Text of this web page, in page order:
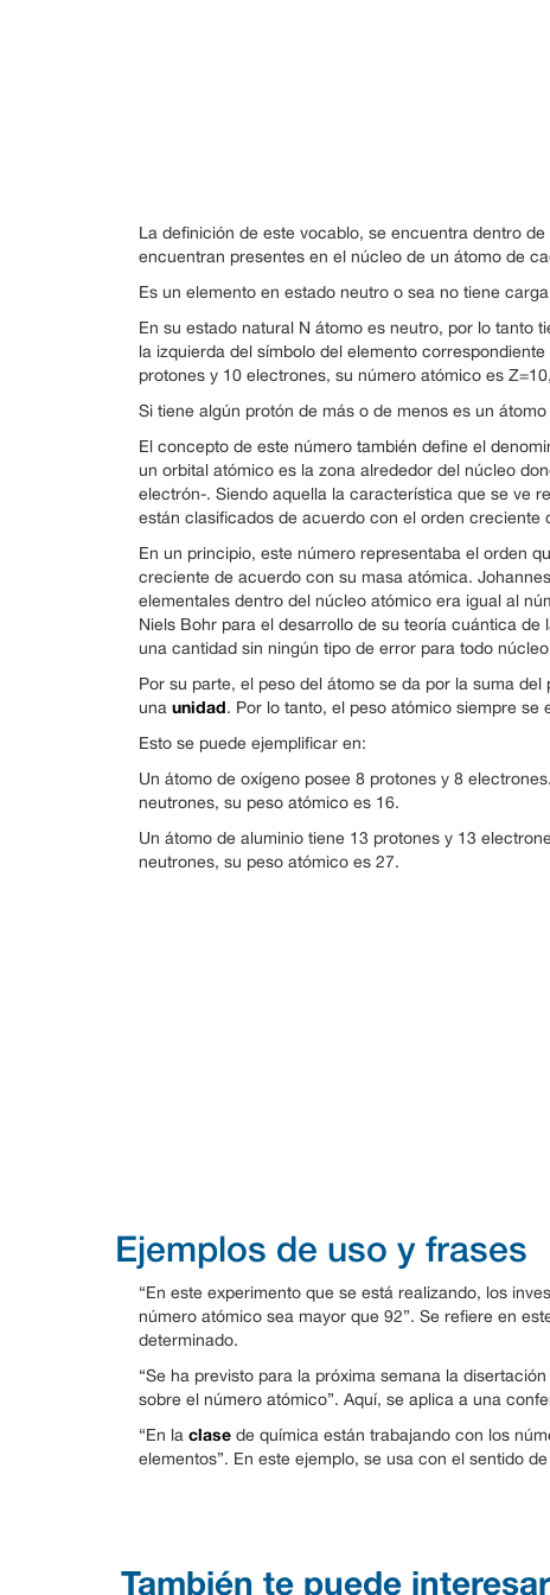
La definición de este vocablo, se encuentra dentro
encuentran presentes en el núcleo de un átomo de
Es un elemento en estado neutro o sea no tiene
En su estado natural N átomo es neutro, por lo tanto
la izquierda del símbolo del elemento
protones y 10 electrones, su número atómico es
Si tiene algún protón de más o de menos es un
El concepto de este número también define el
un orbital atómico es la zona alrededor del núcleo
electrón-. Siendo aquella la característica que se ve
están clasificados de acuerdo con el orden creciente
En un principio, este número representaba el orden
creciente de acuerdo con su masa atómica.
elementales dentro del núcleo atómico era igual al
Niels Bohr para el desarrollo de su teoría cuántica
una cantidad sin ningún tipo de error para todo
Por su parte, el peso del átomo se da por la suma
una unidad. Por lo tanto, el peso atómico siempre se
Esto se puede ejemplificar en:
Un átomo de oxígeno posee 8 protones y 8
neutrones, su peso atómico es 16.
Un átomo de aluminio tiene 13 protones y 13
neutrones, su peso atómico es 27.
Ejemplos de uso y frases
“En este experimento que se está realizando, los
número atómico sea mayor que 92”. Se refiere en
determinado.
“Se ha previsto para la próxima semana la
sobre el número atómico”. Aquí, se aplica a una
“En la clase de química están trabajando con los
elementos”. En este ejemplo, se usa con el sentido
También te puede interesar